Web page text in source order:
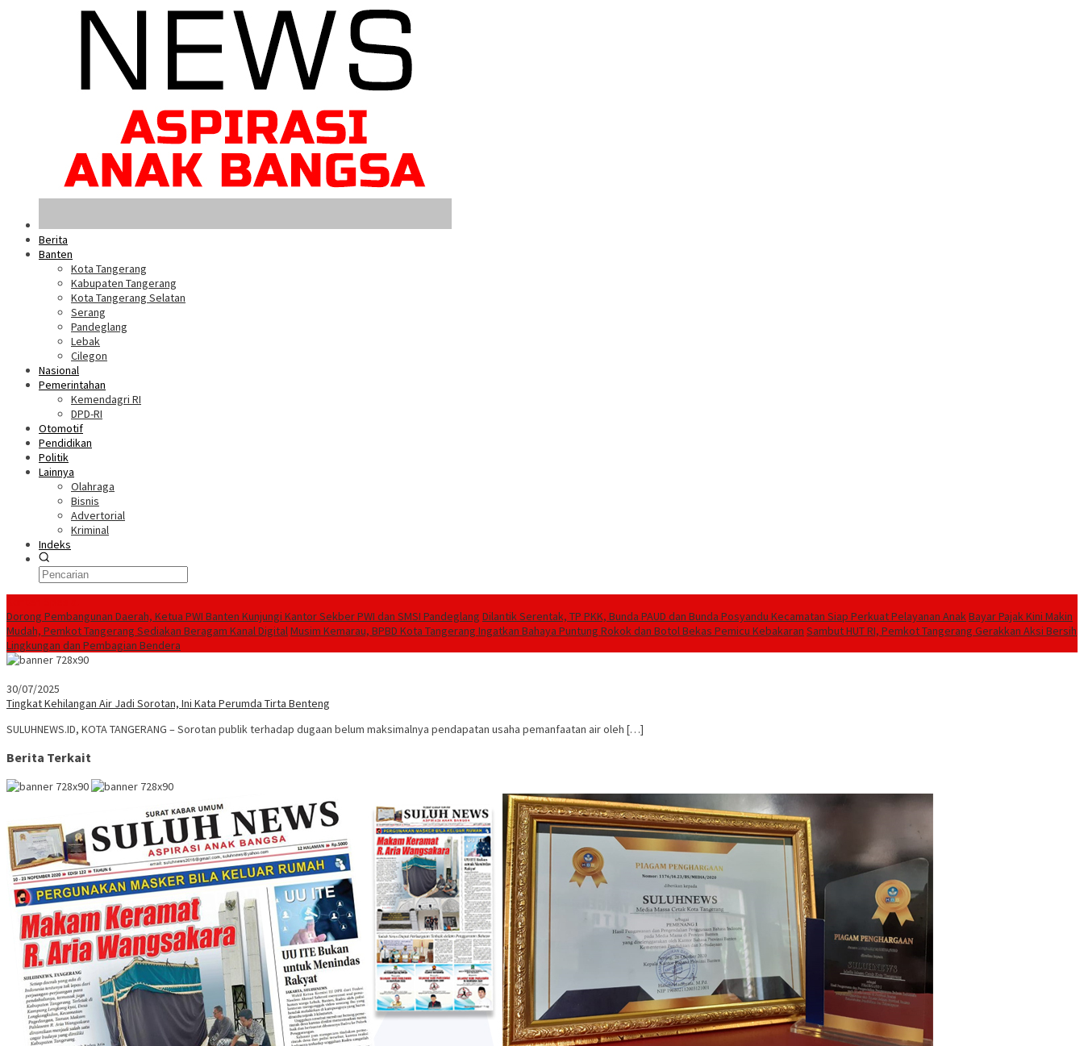
Berita
Banten
Kota Tangerang
Kabupaten Tangerang
Kota Tangerang Selatan
Serang
Pandeglang
Lebak
Cilegon
Nasional
Pemerintahan
Kemendagri RI
DPD-RI
Otomotif
Pendidikan
Politik
Lainnya
Olahraga
Bisnis
Advertorial
Kriminal
Indeks
Dorong Pembangunan Daerah, Ketua PWI Banten Kunjungi Kantor Sekber PWI dan SMSI Pandeglang Dilantik Serentak, TP PKK, Bunda PAUD dan Bunda Posyandu Kecamatan Siap Perkuat Pelayanan AnakBayar Pajak Kini Makin
Mudah, Pemkot Tangerang Sediakan Beragam Kanal DigitalMusim Kemarau, BPBD Kota Tangerang Ingatkan Bahaya Puntung Rokok dan Botol Bekas Pemicu Kebakaran Sambut HUT RI, Pemkot Tangerang Gerakkan Aksi Bersih
Lingkungan dan Pembagian Bendera
30/07/2025
Tingkat Kehilangan Air Jadi Sorotan, Ini Kata Perumda Tirta Benteng
SULUHNEWS.ID, KOTA TANGERANG – Sorotan publik terhadap dugaan belum maksimalnya pendapatan usaha pemanfaatan air oleh […]
Berita Terkait